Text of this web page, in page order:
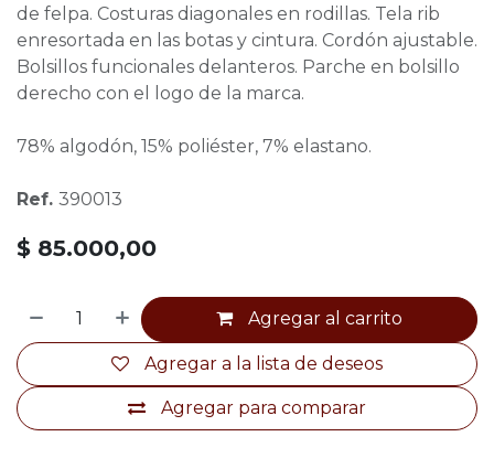
de felpa. Costuras diagonales en rodillas. Tela rib
enresortada en las botas y cintura. Cordón ajustable.
Bolsillos funcionales delanteros. Parche en bolsillo
derecho con el logo de la marca.
78% algodón, 15% poliéster, 7% elastano.
Ref. 390013
$ 85.000,00
Agregar al carrito
Agregar para comparar
Agregar a la lista de deseos